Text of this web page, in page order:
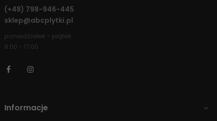
(+48) 798-946-445
sklep@abcplytki.pl
poniedziałek - piątek
8:00 - 17:00
Facebook
Informacje 